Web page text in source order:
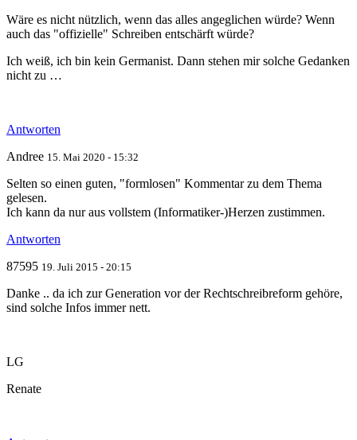
Wäre es nicht nützlich, wenn das alles angeglichen würde? Wenn
auch das "offizielle" Schreiben entschärft würde?
Ich weiß, ich bin kein Germanist. Dann stehen mir solche Gedanken
nicht zu …
Antworten
Andree 15. Mai 2020 - 15:32
Selten so einen guten, "formlosen" Kommentar zu dem Thema
gelesen.
Ich kann da nur aus vollstem (Informatiker-)Herzen zustimmen.
Antworten
87595 19. Juli 2015 - 20:15
Danke .. da ich zur Generation vor der Rechtschreibreform gehöre,
sind solche Infos immer nett.
LG
Renate